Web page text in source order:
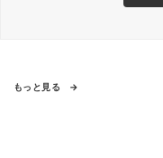
もっと見る